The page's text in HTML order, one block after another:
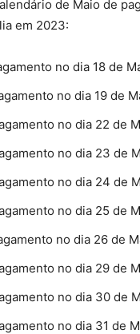
de Maio de
em 2023:
no dia 18 de
no dia 19 de
no dia 22 de
no dia 23 de
no dia 24 de
no dia 25 de
no dia 26 de
no dia 29 de
no dia 30 de
no dia 31 de